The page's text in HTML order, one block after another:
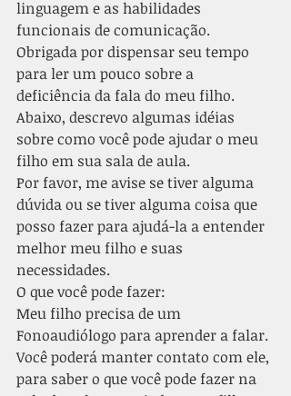
linguagem e as habilidades
funcionais de comunicação.
Obrigada por dispensar seu tempo
para ler um pouco sobre a
deficiência da fala do meu filho.
Abaixo, descrevo algumas idéias
sobre como você pode ajudar o meu
filho em sua sala de aula.
Por favor, me avise se tiver alguma
dúvida ou se tiver alguma coisa que
posso fazer para ajudá-la a entender
melhor meu filho e suas
necessidades.
O que você pode fazer:
Meu filho precisa de um
Fonoaudiólogo para aprender a falar.
Você poderá manter contato com ele,
para saber o que você pode fazer na